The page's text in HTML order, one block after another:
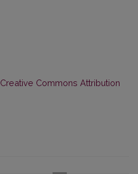
Creative Commons Attribution